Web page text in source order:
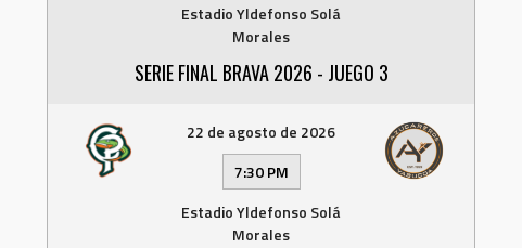
Estadio Yldefonso Solá
Morales
SERIE FINAL BRAVA 2026 - JUEGO 3
22 de agosto de 2026
7:30 PM
Estadio Yldefonso Solá
Morales